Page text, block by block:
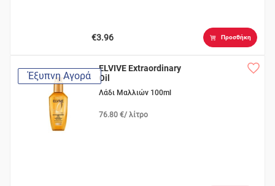
€3.96 Προσθήκη
Έξυπνη Αγορά
ELVIVE Extraordinary
Oil
Λάδι Μαλλιών 100ml
76.80 €/ λίτρο